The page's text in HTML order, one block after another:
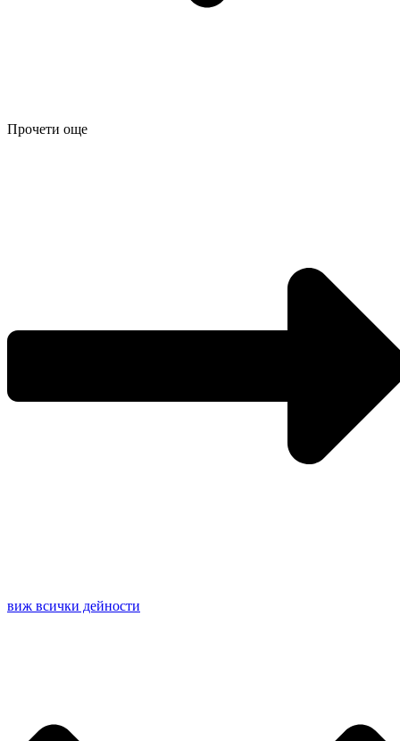
Прочети още
виж всички дейности